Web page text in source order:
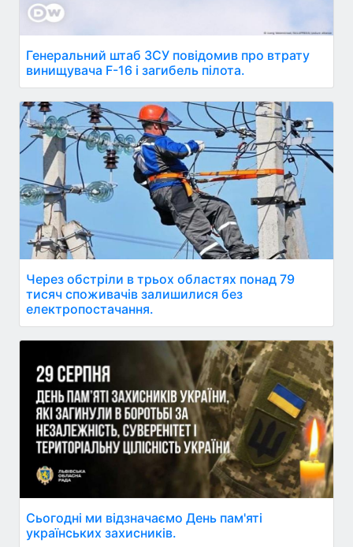
Генеральний штаб ЗСУ повідомив про втрату
винищувача F-16 і загибель пілота.
Через обстріли в трьох областях понад 79
тисяч споживачів залишилися без
електропостачання.
Сьогодні ми відзначаємо День пам'яті
українських захисників.